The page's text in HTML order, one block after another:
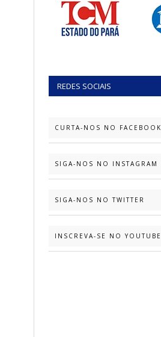
REDES SOCIAIS
CURTA-NOS NO FACEBOOK
SIGA-NOS NO INSTAGRAM
SIGA-NOS NO TWITTER
INSCREVA-SE NO YOUTUBE